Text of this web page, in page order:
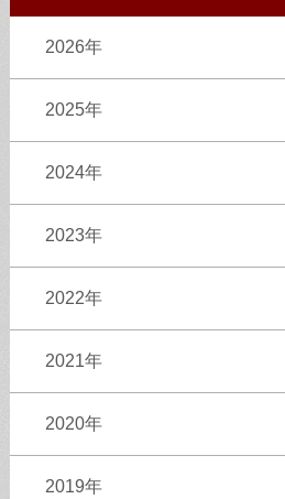
2026年
2025年
2024年
2023年
2022年
2021年
2020年
2019年